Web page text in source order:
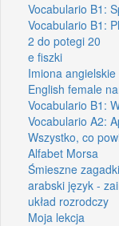
Vocabulario B1:
Vocabulario B1:
2 do potegi 20
e fiszki
Imiona
English female
Vocabulario B1:
Vocabulario A2:
Wszystko, co
Alfabet Morsa
Śmieszne zagadki
arabski język -
układ rozrodczy
Moja lekcja